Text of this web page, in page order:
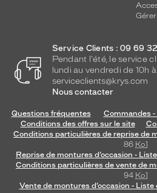
Service Clients : 09 69
Pendant l'été, le service
lundi au vendredi de 10h à
serviceclients@krys.com
Nous contacter
Questions fréquentes
Commandes
Conditions des offres sur le site
Conditions particulières de reprise de
86 Ko]
Reprise de montures d’occasion -
Conditions particulières de vente de
94 Ko]
Vente de montures d’occasion -